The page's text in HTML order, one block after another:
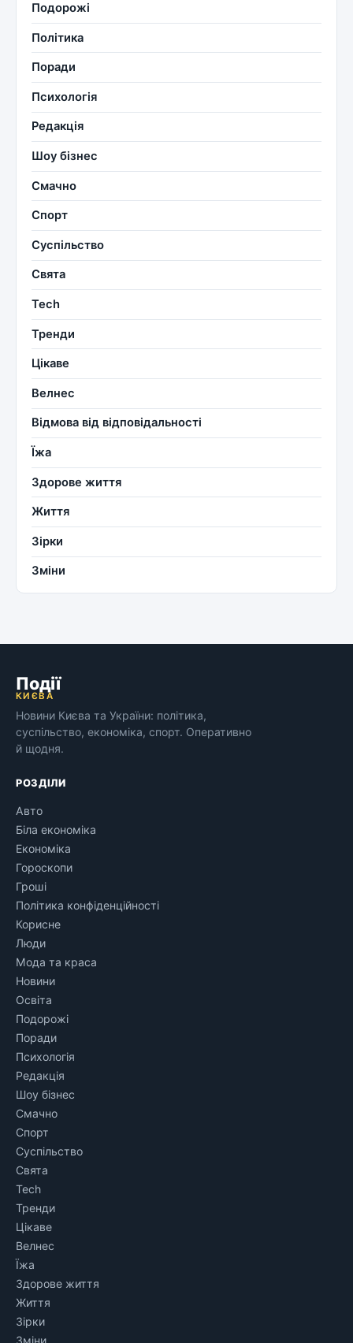
Подорожі
Політика
Поради
Психологія
Редакція
Шоу бізнес
Смачно
Спорт
Суспільство
Свята
Tech
Тренди
Цікаве
Велнес
Відмова від відповідальності
Їжа
Здорове життя
Життя
Зірки
Зміни
Події
КИЄВА
Новини Києва та України: політика,
суспільство, економіка, спорт. Оперативно
й щодня.
РОЗДІЛИ
Авто
Біла економіка
Економіка
Гороскопи
Гроші
Політика конфіденційності
Корисне
Люди
Мода та краса
Новини
Освіта
Подорожі
Поради
Психологія
Редакція
Шоу бізнес
Смачно
Спорт
Суспільство
Свята
Tech
Тренди
Цікаве
Велнес
Їжа
Здорове життя
Життя
Зірки
Зміни